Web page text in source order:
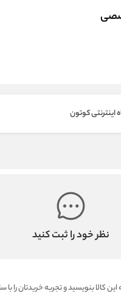
اینترنتی کوتون
نظر خود را ثبت کنید
کالا بنویسید و تجربه خریدتان را با